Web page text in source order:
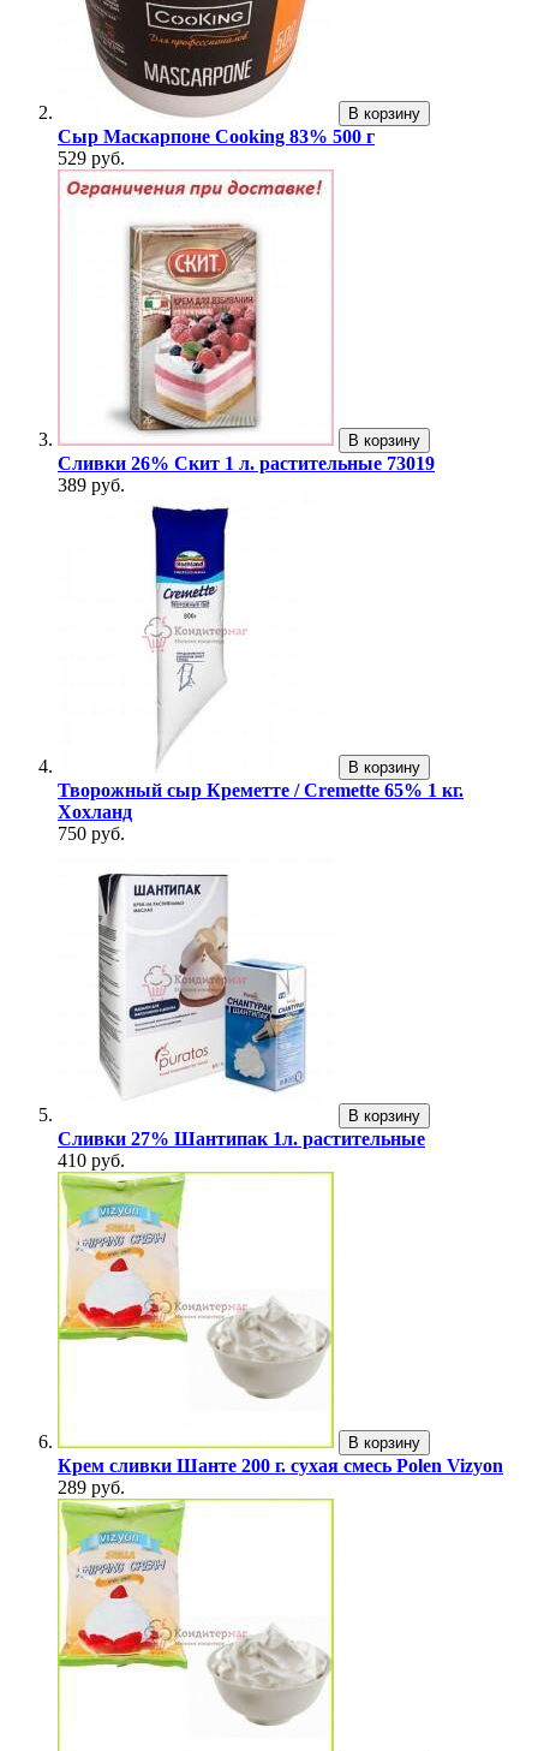
В корзину
Сыр Маскарпоне Cooking 83% 500 г
529 руб.
В корзину
Сливки 26% Скит 1 л. растительные 73019
389 руб.
В корзину
Творожный сыр Креметте / Cremette 65% 1 кг.
Хохланд
750 руб.
В корзину
Сливки 27% Шантипак 1л. растительные
410 руб.
В корзину
Крем сливки Шанте 200 г. сухая смесь Polen Vizyon
289 руб.